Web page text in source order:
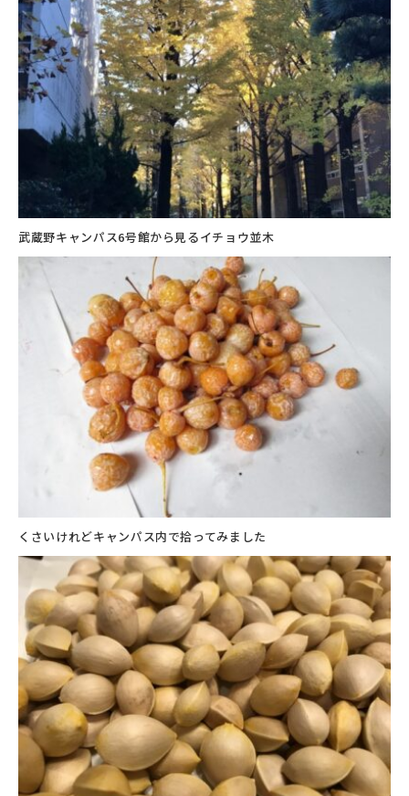
武蔵野キャンパス6号館から見るイチョウ並木
くさいけれどキャンパス内で拾ってみました